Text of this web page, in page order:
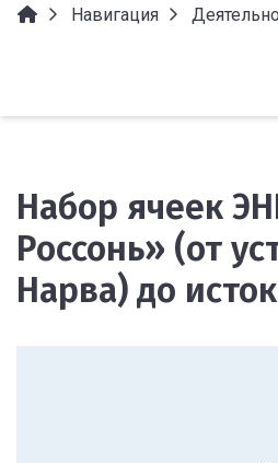
Навигация
Набор ячеек
Россонь» (от
Нарва) до